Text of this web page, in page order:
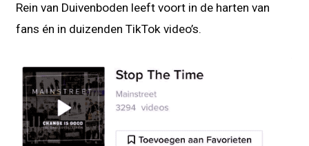
Rein van Duivenboden leeft voort in de harten van
fans én in duizenden TikTok video’s.